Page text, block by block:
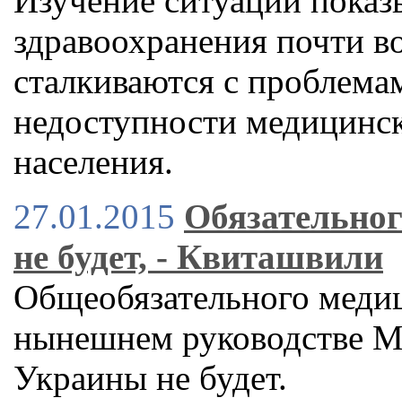
здравоохранения почти
сталкиваются с
недоступности
населения.
27.01.2015
не будет, - Квиташвили
Общеобязательного
нынешнем руководстве
Украины не будет.